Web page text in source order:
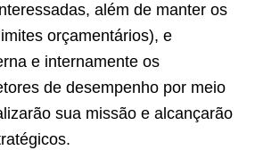
além de manter os
orçamentários), e
e internamente os
de desempenho por meio
sua missão e alcançarão